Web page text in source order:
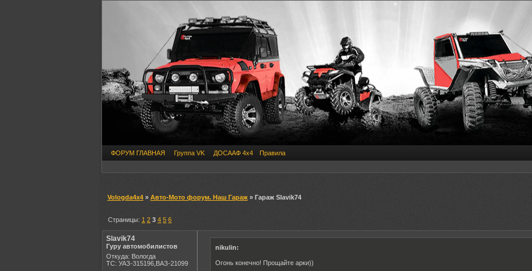
ФОРУМ ГЛАВНАЯ Группа VK ДОСААФ 4х4 Правила
Vologda4x4 » Авто-Мото форум. Наш Гараж » Гараж Slavik74
Страницы: 1 2 3 4 5 6
Slavik74
Гуру автомобилистов
Откуда: Вологда
ТС: УАЗ-315196,ВАЗ-21099
nikulin:
Огонь конечно! Прощайте арки))